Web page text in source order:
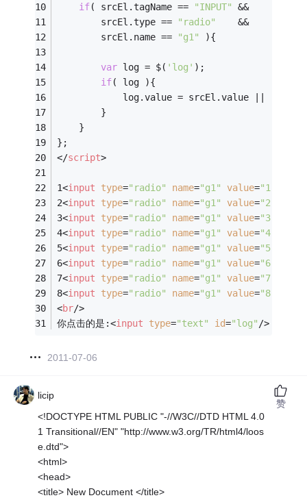
if( srcEl.tagName == "INPUT"
&&
		srcEl.type ==
"radio"
    &&
		srcEl.name ==
"g1" ){
var log = $( 'log' );
if( log ){
			log.value = srcEl.value ||
		}
	}
};
</script>
1<input type="radio" name="g1" value="1"
2<input type="radio" name="g1" value="2"
3<input type="radio" name="g1" value="3"
4<input type="radio" name="g1" value="4"
5<input type="radio" name="g1" value="5"
6<input type="radio" name="g1" value="6"
7<input type="radio" name="g1" value="7"
8<input type="radio" name="g1" value="8"
<br/>
你点击的是:<input type="text" id="log" />
2011-07-06
licip
<!DOCTYPE HTML PUBLIC "-//W3C//DTD HTML 4.0
1 Transitional//EN" "http://www.w3.org/TR/html4/loos
e.dtd">
<html>
<head>
<title> New Document </title>
赞